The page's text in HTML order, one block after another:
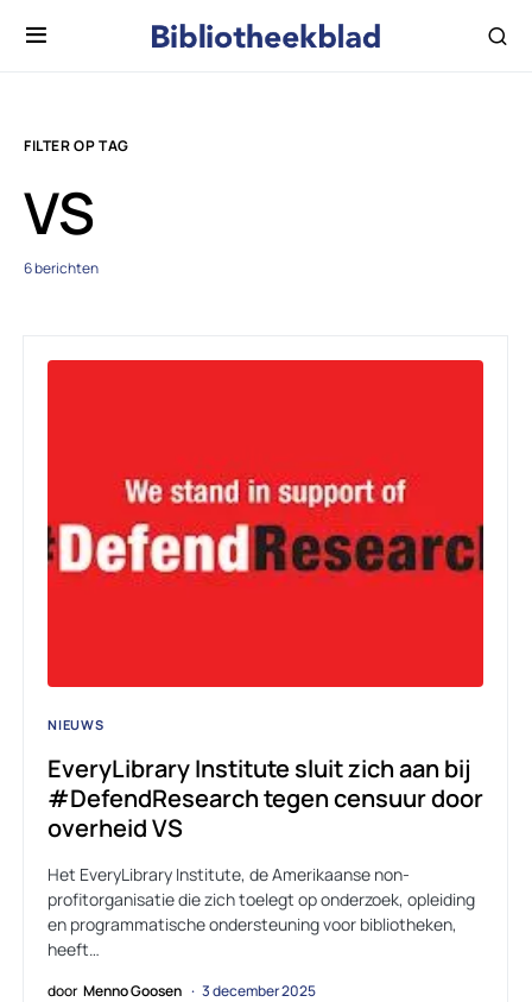
FILTER OP TAG
VS
6 berichten
NIEUWS
EveryLibrary Institute sluit zich aan bij
#DefendResearch tegen censuur door
overheid VS
Het EveryLibrary Institute, de Amerikaanse non-
profitorganisatie die zich toelegt op onderzoek, opleiding
en programmatische ondersteuning voor bibliotheken,
heeft…
door Menno Goosen 3 december 2025